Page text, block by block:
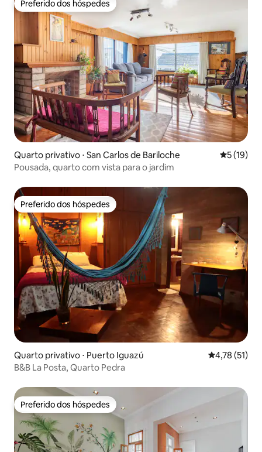
Preferido dos hóspedes
Preferido dos hóspedes
Quarto privativo ⋅ San Carlos de Bariloche 5 de uma
5 (19)
Pousada, quarto com vista para o jardim
Preferido dos hóspedes
Preferido dos hóspedes
Quarto privativo ⋅ Puerto Iguazú 4,78 de uma
4,78 (51)
B&B La Posta, Quarto Pedra
Preferido dos hóspedes
Preferido dos hóspedes